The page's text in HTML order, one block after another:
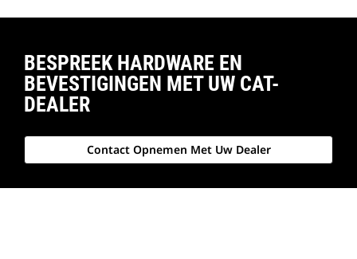
BESPREEK HARDWARE EN
BEVESTIGINGEN MET UW CAT-
DEALER
Contact Opnemen Met Uw Dealer